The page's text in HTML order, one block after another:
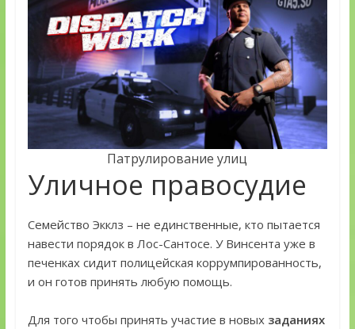
Патрулирование улиц
Уличное правосудие
Семейство Экклз – не единственные, кто пытается
навести порядок в Лос-Сантосе. У Винсента уже в
печенках сидит полицейская коррумпированность,
и он готов принять любую помощь.
Для того чтобы принять участие в новых заданиях